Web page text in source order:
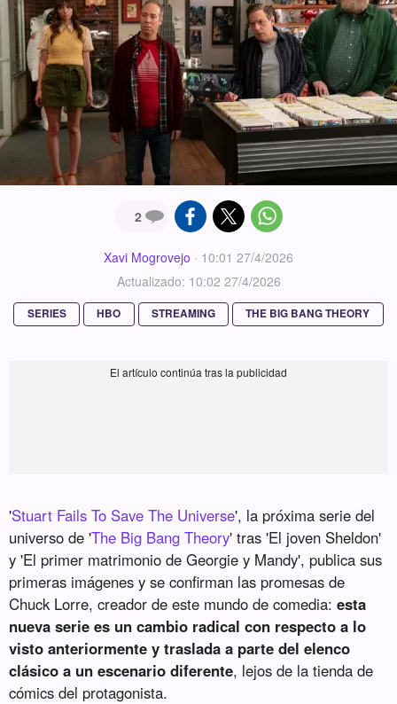
2
Xavi Mogrovejo · 10:01 27/4/2026
Actualizado: 10:02 27/4/2026
SERIES HBO STREAMING THE BIG BANG THEORY
'Stuart Fails To Save The Universe', la próxima serie del
universo de 'The Big Bang Theory' tras 'El joven Sheldon'
y 'El primer matrimonio de Georgie y Mandy', publica sus
primeras imágenes y se confirman las promesas de
Chuck Lorre, creador de este mundo de comedia:esta
nueva serie es un cambio radical con respecto a lo
visto anteriormente y traslada a parte del elenco
clásico a un escenario diferente, lejos de la tienda de
cómics del protagonista.